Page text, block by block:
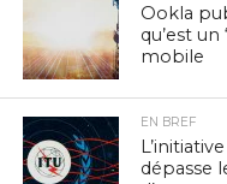
Ookla
qu’est un
mobile
EN BREF
dépasse